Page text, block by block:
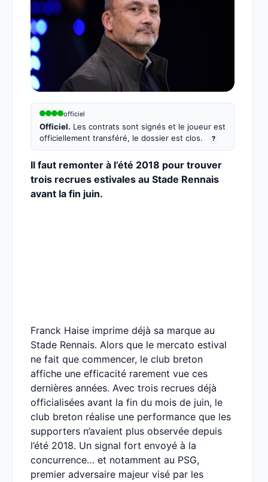
officiel
Officiel. Les contrats sont signés et le joueur est
officiellement transféré, le dossier est clos.
?
Il faut remonter à l’été 2018 pour trouver
trois recrues estivales au Stade Rennais
avant la fin juin.
Franck Haise imprime déjà sa marque au
Stade Rennais. Alors que le mercato estival
ne fait que commencer, le club breton
affiche une efficacité rarement vue ces
dernières années. Avec trois recrues déjà
officialisées avant la fin du mois de juin, le
club breton réalise une performance que les
supporters n’avaient plus observée depuis
l’été 2018. Un signal fort envoyé à la
concurrence… et notamment au PSG,
premier adversaire majeur visé par les